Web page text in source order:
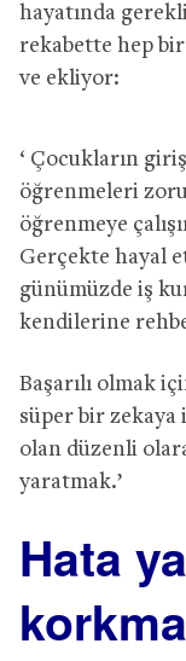
hayatında
rekabette hep bir
ve ekliyor:
‘ Çocukların
öğrenmeleri
öğrenmeye
Gerçekte hayal
günümüzde iş
kendilerine
Başarılı olmak
süper bir zekaya
olan düzenli
yaratmak.’
Hata